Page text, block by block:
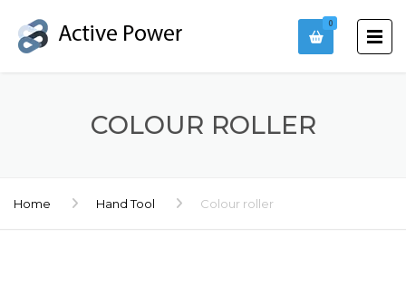
0
COLOUR ROLLER
Home Hand Tool Colour roller